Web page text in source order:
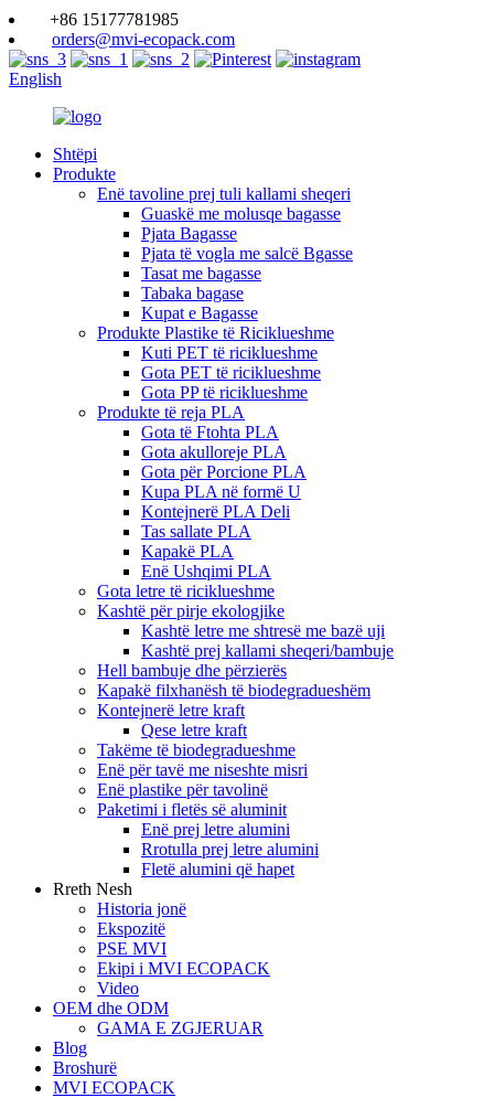
+86 15177781985
orders@mvi-ecopack.com
English
Shtëpi
Produkte
Enë tavoline prej tuli kallami sheqeri
Guaskë me molusqe bagasse
Pjata Bagasse
Pjata të vogla me salcë Bgasse
Tasat me bagasse
Tabaka bagase
Kupat e Bagasse
Produkte Plastike të Riciklueshme
Kuti PET të riciklueshme
Gota PET të riciklueshme
Gota PP të riciklueshme
Produkte të reja PLA
Gota të Ftohta PLA
Gota akulloreje PLA
Gota për Porcione PLA
Kupa PLA në formë U
Kontejnerë PLA Deli
Tas sallate PLA
Kapakë PLA
Enë Ushqimi PLA
Gota letre të riciklueshme
Kashtë për pirje ekologjike
Kashtë letre me shtresë me bazë uji
Kashtë prej kallami sheqeri/bambuje
Hell bambuje dhe përzierës
Kapakë filxhanësh të biodegradueshëm
Kontejnerë letre kraft
Qese letre kraft
Takëme të biodegradueshme
Enë për tavë me niseshte misri
Enë plastike për tavolinë
Paketimi i fletës së aluminit
Enë prej letre alumini
Rrotulla prej letre alumini
Fletë alumini që hapet
Rreth Nesh
Historia jonë
Ekspozitë
PSE MVI
Ekipi i MVI ECOPACK
Video
OEM dhe ODM
GAMA E ZGJERUAR
Blog
Broshurë
MVI ECOPACK